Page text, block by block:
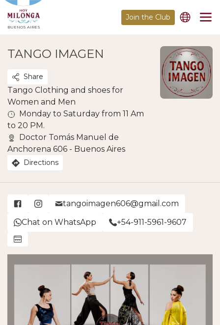
BUENOS AIRES
Join the Club
TANGO IMAGEN
Share
Tango Clothing and shoes for
Women and Men
Monday to Saturday from 11 Am
to 20 PM.
Doctor Tomás Manuel de
Anchorena 606 - Buenos Aires
Directions
tangoimagen606@gmail.com
Chat on WhatsApp
+54-911-5961-9607